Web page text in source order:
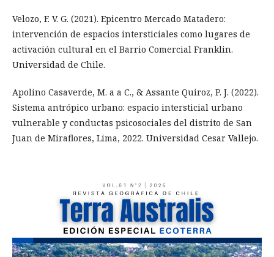
Velozo, F. V. G. (2021). Epicentro Mercado Matadero:
intervención de espacios intersticiales como lugares de
activación cultural en el Barrio Comercial Franklin.
Universidad de Chile.
Apolino Casaverde, M. a a C., & Assante Quiroz, P. J. (2022).
Sistema antrópico urbano: espacio intersticial urbano
vulnerable y conductas psicosociales del distrito de San
Juan de Miraflores, Lima, 2022. Universidad Cesar Vallejo.